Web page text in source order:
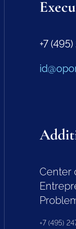
+7
Center
+7 (495)